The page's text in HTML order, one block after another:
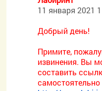
11 января 2021
Добрый день!
Примите,
извинения. Вы
составить
самостоятельно